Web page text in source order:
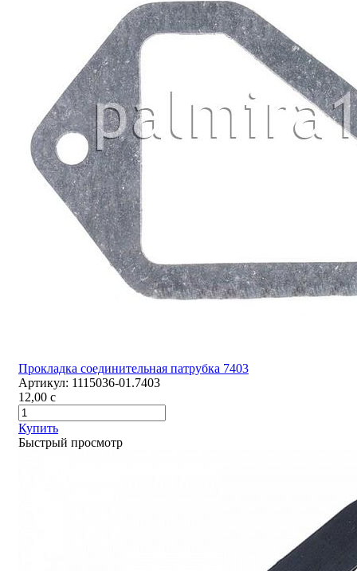
Прокладка соединительная патрубка 7403
Артикул: 1115036-01.7403
12,00 c
Купить
Быстрый просмотр